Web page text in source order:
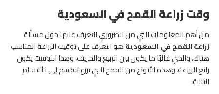
وقت زراعة القمح في السعودية
من أهم المعلومات التي من الضروري التعرف عليها حول مسألة
زراعة القمح في السعوديةهو التعرف على توقيت الزراعة المناسب
هناك، والذي غالبًا ما يكون بين الربيع والخريف، وهذا التوقيت يكون
رائع للزراعة، وهذه الأنواع من القمح التي تزرع تنقسم إلى الأقسام
التالية: